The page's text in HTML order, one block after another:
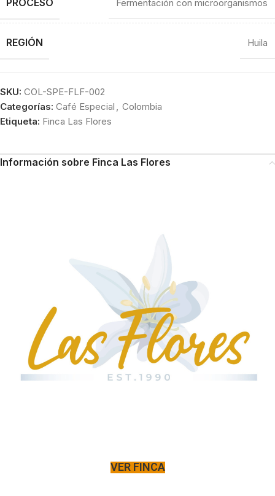
PROCESO Fermentación con microorganismos
REGIÓN Huila
SKU: COL-SPE-FLF-002
Categorías: Café Especial , Colombia
Etiqueta: Finca Las Flores
Información sobre Finca Las Flores
VER FINCA